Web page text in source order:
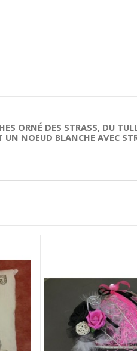
ORNÉ DES STRASS, DU
UN NOEUD BLANCHE AVEC